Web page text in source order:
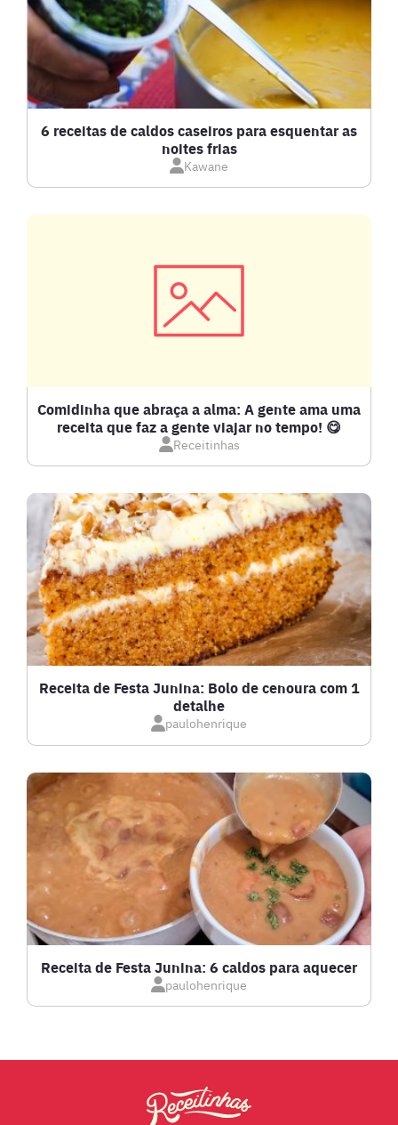
BISCOITOS
BOLOS E TORTAS
CALDOS
CARNE BOVINA
COMPOTAS E GELEIAS
DOCES E SOBREMESAS
DRINKS
FRANGO
FRUTOS DO MAR
GRATINADOS
LANCHES
LASANHAS
LOW CARB
MASSAS E PASTAS
6 receitas de caldos caseiros para esquentar as
noites frias
Kawane
Comidinha que abraça a alma: A gente ama uma
receita que faz a gente viajar no tempo! 😋
Receitinhas
Receita de Festa Junina: Bolo de cenoura com 1
detalhe
paulohenrique
Receita de Festa Junina: 6 caldos para aquecer
paulohenrique